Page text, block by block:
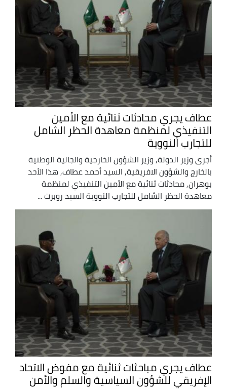
عطاف يجري محادثات ثنائية مع الأمين
التنفيذي لمنظمة معاهدة الحظر الشامل
للتجارب النووية
أجرى وزير الدولة, وزير الشؤون الخارجية والجالية الوطنية
بالخارج والشؤون الافريقية, السيد أحمد عطاف, هذا الأحد
بوهران, محادثات ثنائية مع الأمين التنفيذي لمنظمة
معاهدة الحظر الشامل للتجارب النووية السيد روبرت ...
عطاف يجري مباحثات ثنائية مع مفوض الاتحاد
الإفريقي للشؤون السياسية والسلم والأمن